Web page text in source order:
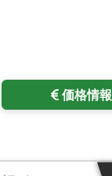
価格情報